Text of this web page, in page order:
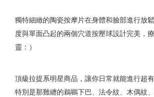
獨特細緻的陶瓷按摩片在身體和臉部進行放
度與單面凸起的兩個穴道按壓球設計完美，
靈：）
頂級拉提系明星商品，讓你日常就能進行超
特別是那難纏的鵜鶘下巴、法令紋、木偶